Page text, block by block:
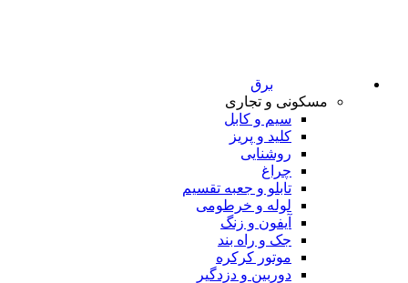
برق
مسکونی و تجاری
سیم و کابل
کلید و پریز
روشنایی
چراغ
تابلو و جعبه تقسیم
لوله و خرطومی
آیفون و زنگ
جک و راه بند
موتور کرکره
دوربین و دزدگیر